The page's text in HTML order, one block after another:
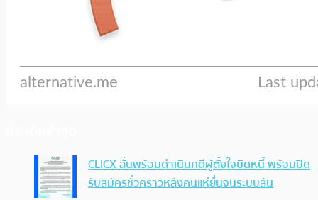
CLICX ลั่นพร้อมดำเนินคดีผู้ตั้งใจบิดหนี้ พร้อมปิด
รับสมัครชั่วคราวหลังคนแห่ยื่นจนระบบล้น